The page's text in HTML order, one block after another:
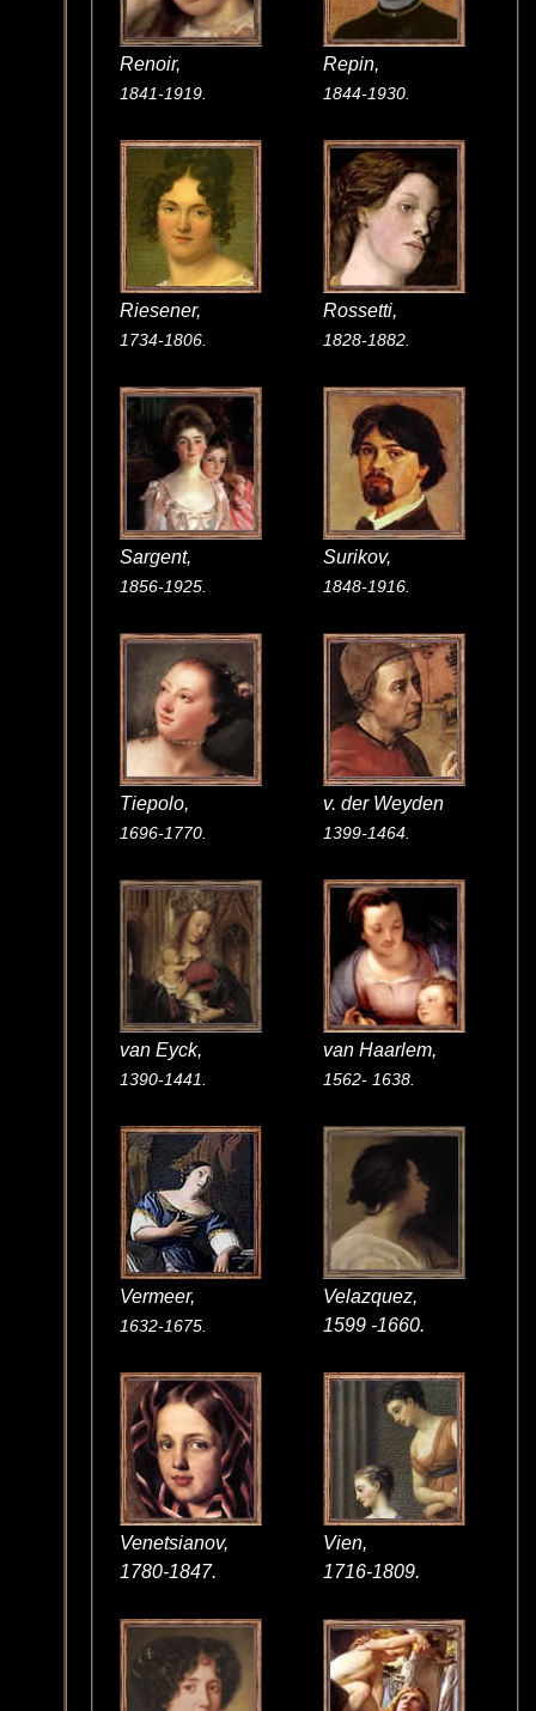
Renoir,
1841-1919.
Repin,
1844-1930.
Riesener,
1734-1806.
Rossetti,
1828-1882.
Sargent,
1856-1925.
Surikov,
1848-1916.
Tiepolo,
1696-1770.
v. der Weyden
1399-1464.
van Eyck,
1390-1441.
van Haarlem,
1562- 1638.
Vermeer,
1632-1675.
Velazquez,
1599 -1660.
Venetsianov,
1780-1847.
Vien,
1716-1809.